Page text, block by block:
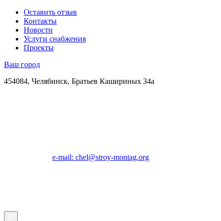
Оставить отзыв
Контакты
Новости
Услуги снабжения
Проекты
Ваш город
454084, Челябинск, Братьев Кашириных 34а
e-mail: chel@stroy-montag.org